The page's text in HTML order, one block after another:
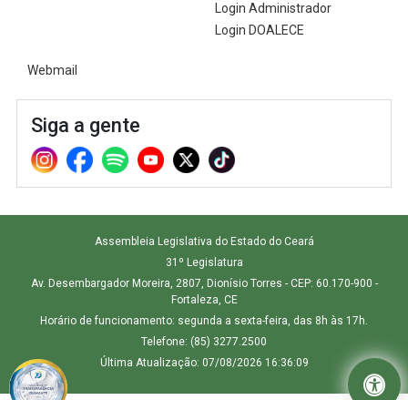
Login Administrador
Login DOALECE
Webmail
Siga a gente
Assembleia Legislativa do Estado do Ceará
31º Legislatura
Av. Desembargador Moreira, 2807, Dionísio Torres - CEP: 60.170-900 -
Fortaleza, CE
Horário de funcionamento: segunda a sexta-feira, das 8h às 17h.
Telefone: (85) 3277.2500
Última Atualização: 07/08/2026 16:36:09